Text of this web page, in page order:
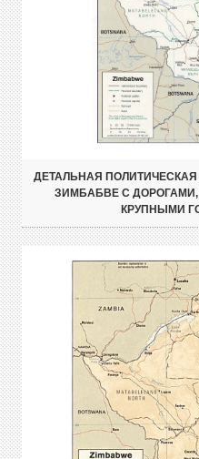
ДЕТАЛЬНАЯ
ЗИМБАБВЕ С
КРУПНЫМИ